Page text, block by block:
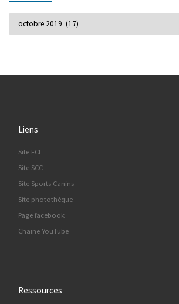
Liens
Site FCI
Site SCC
Site Sports Canins
Site photothèque
Page facebook
Chaine YouTube
Ressources